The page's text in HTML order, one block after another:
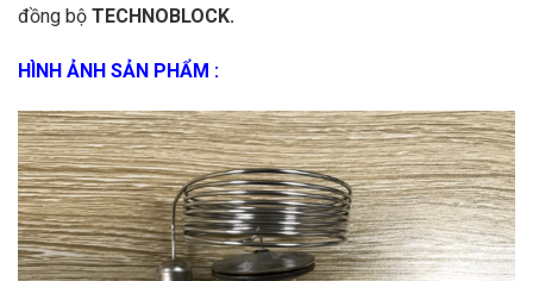
đồng bộ TECHNOBLOCK.
HÌNH ẢNH SẢN PHẨM :